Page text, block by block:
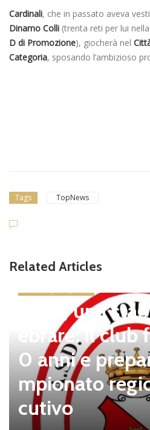
Cardinali, che in passato aveva
Dinamo Colli (trenta reti per lui
D di Promozione), giocherà nel
Categoria, sposando l’ambizioso
Tags TopNews
Related Articles
Tolfa, una
ebrare: il club
0 anni e
mpionato
cutivo